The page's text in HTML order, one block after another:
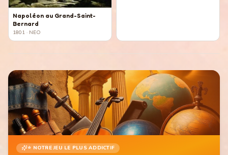
Napoléon au Grand-Saint-
Bernard
1801 · NEO
⭐ NOTRE JEU LE PLUS ADDICTIF